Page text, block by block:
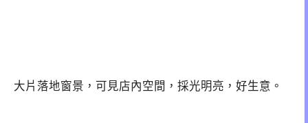
大片落地窗景，可見店內空間，採光明亮，好生意。